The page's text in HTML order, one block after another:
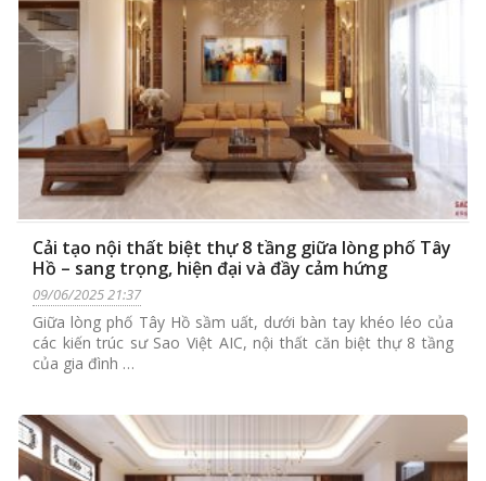
Cải tạo nội thất biệt thự 8 tầng giữa lòng phố Tây
Hồ – sang trọng, hiện đại và đầy cảm hứng
09/06/2025 21:37
Giữa lòng phố Tây Hồ sầm uất, dưới bàn tay khéo léo của
các kiến trúc sư Sao Việt AIC, nội thất căn biệt thự 8 tầng
của gia đình …